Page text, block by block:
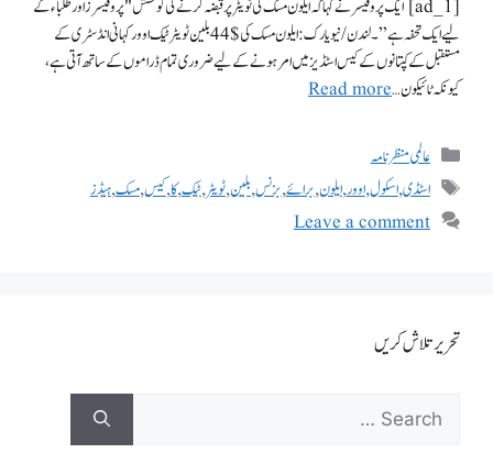
[ad_1] ایک پروفیسر نے کہا کہ ایلون مسک کی ٹویٹر پر قبضہ کرنے کی کوشش "پروفیسرز اور طلباء کے
لیے ایک تحفہ ہے”۔ لندن/نیویارک: ایلون مسک کی $44 بلین ٹویٹر ٹیک اوور کہانی انڈسٹری کے
مستقبل کے کپتانوں کے کیس اسٹڈیز میں امر ہونے کے لیے ضروری تمام ڈراموں کے ساتھ آتی ہے،
کیونکہ ٹائیکون …Read more
عالمی منظر نامہ
اسٹڈی,اسکول,اوور,ایلون,برائے,بزنس,بلین,ٹویٹر,ٹیک,کا,کیس,مسک,ہیڈز
Leave a comment
تحریر تلاش کریں